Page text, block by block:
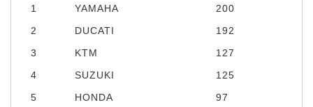
1 YAMAHA
200
2
DUCATI
192
3
KTM
127
4
SUZUKI
125
5
HONDA 97